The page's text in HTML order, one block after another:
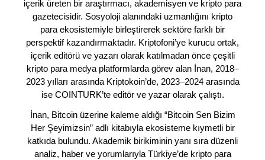
içerik üreten bir araştırmacı, akademisyen ve kripto para
gazetecisidir. Sosyoloji alanındaki uzmanlığını kripto
para ekosistemiyle birleştirerek sektöre farklı bir
perspektif kazandırmaktadır. Kriptofoni’ye kurucu ortak,
içerik editörü ve yazarı olarak katılmadan önce çeşitli
kripto para medya platformlarda görev alan İnan, 2018–
2023 yılları arasında Kriptokoin’de, 2023–2024 arasında
ise COINTURK’te editör ve yazar olarak çalıştı.
İnan, Bitcoin üzerine kaleme aldığı “Bitcoin Sen Bizim
Her Şeyimizsin” adlı kitabıyla ekosisteme kıymetli bir
katkıda bulundu. Akademik birikiminin yanı sıra düzenli
analiz, haber ve yorumlarıyla Türkiye’de kripto para